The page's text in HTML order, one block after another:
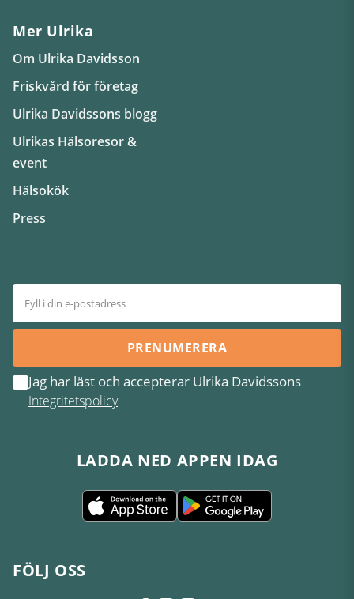
Mer Ulrika
Om Ulrika Davidsson
Friskvård för företag
Ulrika Davidssons blogg
Ulrikas Hälsoresor &
event
Hälsokök
Press
PRENUMERERA
Jag har läst och accepterar Ulrika Davidssons
Integritetspolicy
LADDA NED APPEN IDAG
FÖLJ OSS